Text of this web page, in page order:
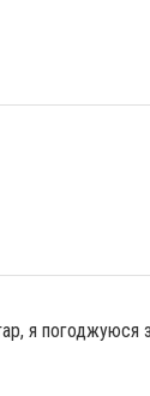
я погоджуюся з